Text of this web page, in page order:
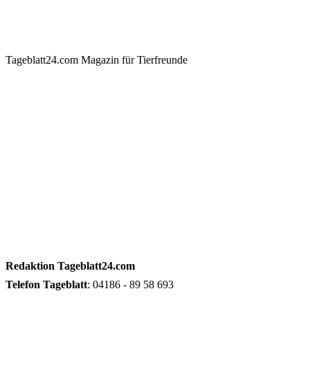
Tageblatt24.com Magazin für Tierfreunde
Redaktion Tageblatt24.com
Telefon Tageblatt: 04186 - 89 58 693